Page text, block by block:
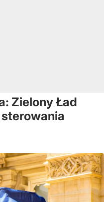
Zielony Ład